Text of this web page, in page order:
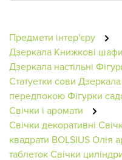
Предмети інтер'єру
Дзеркала Книжкові шафи
Дзеркала настільні
Статуетки сови Дзеркала
передпокоюФігурки
Свічки і аромати
Свічки декоративні
квадрати BOLSIUSОлія
таблетокСвічки